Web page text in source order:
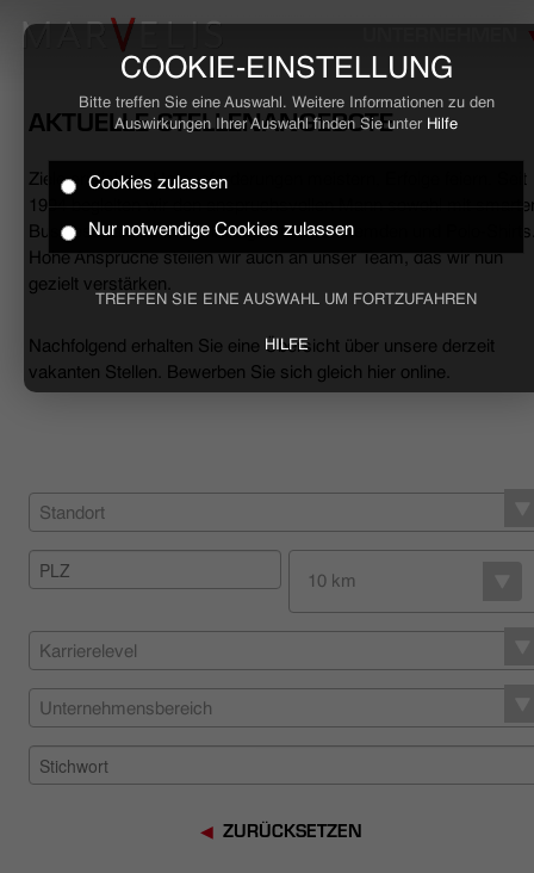
COOKIE-EINSTELLUNG
Bitte treffen Sie eine Auswahl. Weitere Informationen zu den
Auswirkungen Ihrer Auswahl finden Sie unter Hilfe
Cookies zulassen
Nur notwendige Cookies zulassen
TREFFEN SIE EINE AUSWAHL UM FORTZUFAHREN
HILFE
HOME
BUSINESS
UNTERNEHMEN
NACHHALTIGKEIT
HÄNDLERSUCHE
AKTUELLE STELLENANGEBOTE
Ziele erreichen, Herausforderungen meistern, Erfolge feiern. Seit
1994 begleiten wir den anspruchsvollen Mann sowohl mit
Business- als auch mit lässigen Casual-Hemden und Polo-
Hohe Ansprüche stellen wir auch an unser Team, das wir nun
gezielt verstärken.
Nachfolgend erhalten Sie eine Übersicht über unsere derzeit
vakanten Stellen. Bewerben Sie sich gleich hier online.
Standort
10 km
Karrierelevel
Unternehmensbereich
ZURÜCKSETZEN